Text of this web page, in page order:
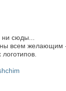
сюды...
всем желающим